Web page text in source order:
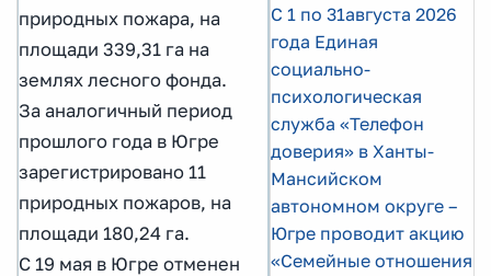
природных пожара, на
площади 339,31 га на
землях лесного фонда.
За аналогичный период
прошлого года в Югре
зарегистрировано 11
природных пожаров, на
площади 180,24 га.
С 19 мая в Югре отменен
С 1 по 31августа 2026
года Единая
социально-
психологическая
служба «Телефон
доверия» в Ханты-
Мансийском
автономном округе –
Югре проводит акцию
«Семейные отношения: